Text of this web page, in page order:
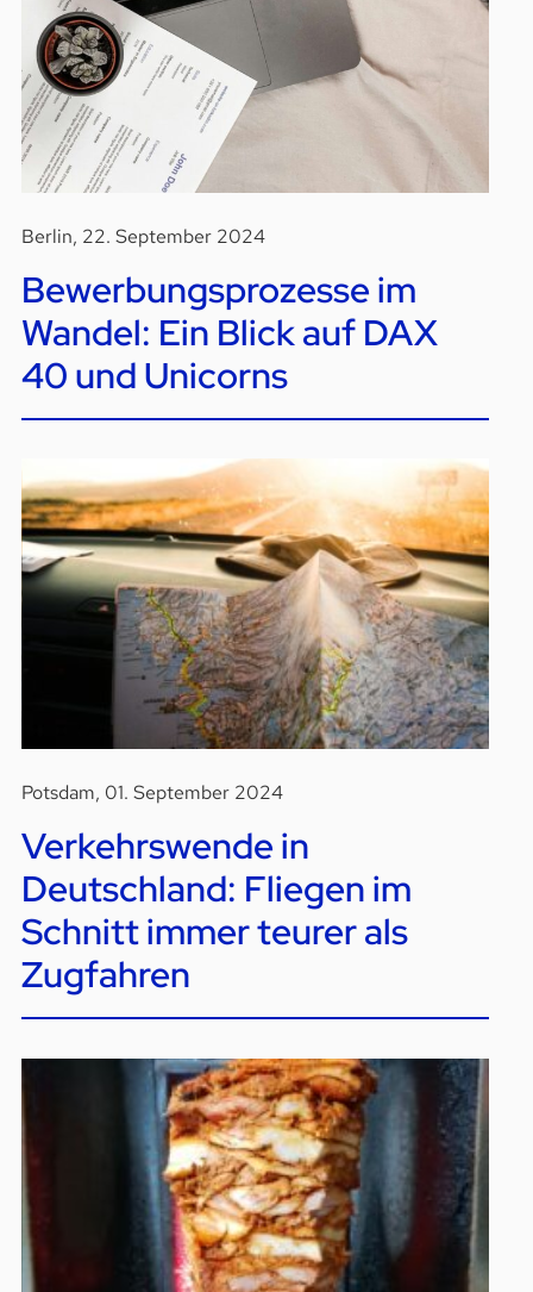
Berlin, 22. September 2024
Bewerbungsprozesse im
Wandel: Ein Blick auf DAX
40 und Unicorns
Potsdam, 01. September 2024
Verkehrswende in
Deutschland: Fliegen im
Schnitt immer teurer als
Zugfahren